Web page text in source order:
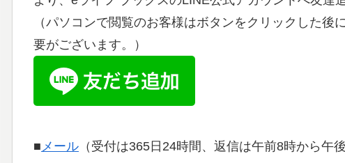
（パソコンで閲覧のお客様はボタンをクリックした
要がございます。）
■メール （受付は365日24時間、返信は午前8時から午後